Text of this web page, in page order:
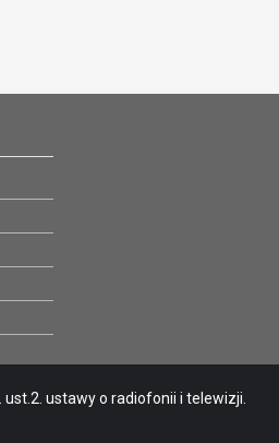
ustawy o radiofonii i telewizji.